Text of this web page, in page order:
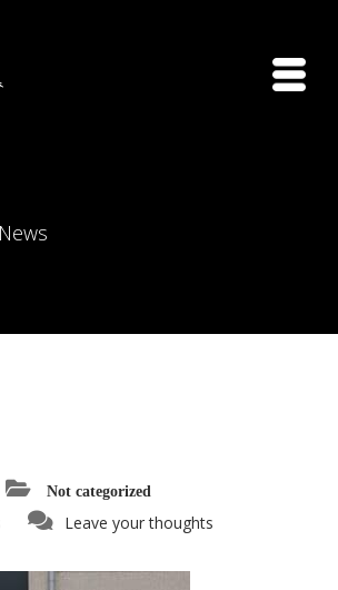
Not categorized
Leave your thoughts